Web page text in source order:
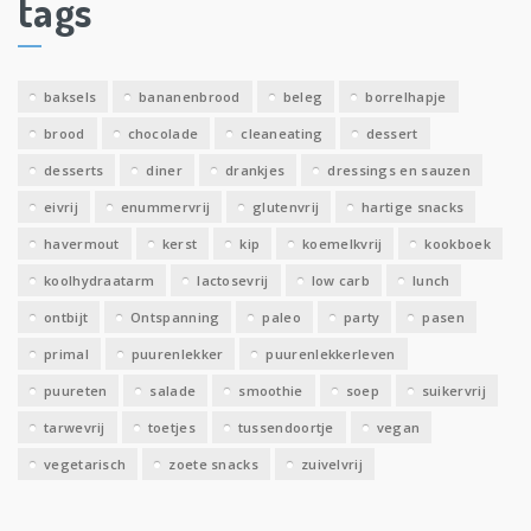
e
v
tags
baksels bananenbrood beleg borrelhapje
brood chocolade cleaneating dessert
desserts diner drankjes dressings en sauzen
eivrij enummervrij glutenvrij hartige snacks
havermout kerst kip koemelkvrij kookboek
koolhydraatarm lactosevrij low carb lunch
ontbijt Ontspanning paleo party pasen
primal puurenlekker puurenlekkerleven
puureten salade smoothie soep suikervrij
tarwevrij toetjes tussendoortje vegan
vegetarisch zoete snacks zuivelvrij